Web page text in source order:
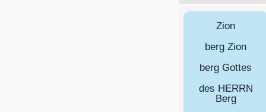
Zion
berg Zion
berg Gottes
des HERRN
Berg